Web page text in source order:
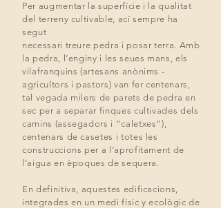
Per augmentar la superfície i la qualitat
del terreny cultivable, ací sempre ha
segut
necessari treure pedra i posar terra. Amb
la pedra, l’enginy i les seues mans, els
vilafranquins (artesans anònims -
agricultors i pastors) van fer centenars,
tal vegada milers de parets de pedra en
sec per a separar finques cultivades dels
camins (assegadors i “caletxes”),
centenars de casetes i totes les
construccions per a l’aprofitament de
l’aigua en èpoques de sequera.
En definitiva, aquestes edificacions,
integrades en un medi físic y ecològic de